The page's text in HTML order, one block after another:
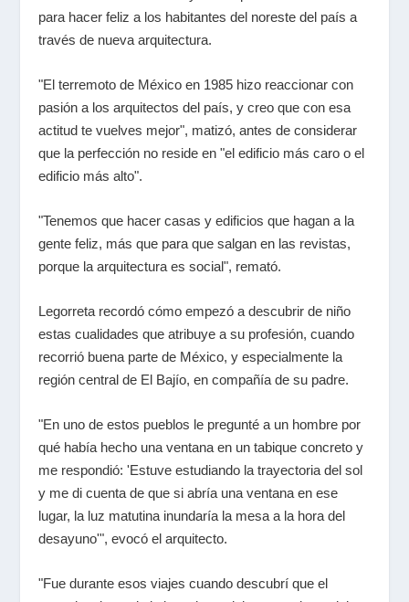
para hacer feliz a los habitantes del noreste del país a
través de nueva arquitectura.
"El terremoto de México en 1985 hizo reaccionar con
pasión a los arquitectos del país, y creo que con esa
actitud te vuelves mejor", matizó, antes de considerar
que la perfección no reside en "el edificio más caro o el
edificio más alto".
"Tenemos que hacer casas y edificios que hagan a la
gente feliz, más que para que salgan en las revistas,
porque la arquitectura es social", remató.
Legorreta recordó cómo empezó a descubrir de niño
estas cualidades que atribuye a su profesión, cuando
recorrió buena parte de México, y especialmente la
región central de El Bajío, en compañía de su padre.
"En uno de estos pueblos le pregunté a un hombre por
qué había hecho una ventana en un tabique concreto y
me respondió: 'Estuve estudiando la trayectoria del sol
y me di cuenta de que si abría una ventana en ese
lugar, la luz matutina inundaría la mesa a la hora del
desayuno'", evocó el arquitecto.
"Fue durante esos viajes cuando descubrí que el